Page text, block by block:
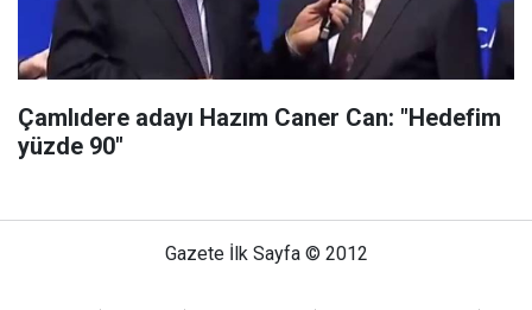
Çamlıdere adayı Hazım Caner Can: "Hedefim
yüzde 90"
Gazete İlk Sayfa © 2012